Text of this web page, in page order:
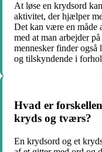
At løse en krydsord
aktivitet, der hjælper
Det kan være en måde
med at man arbejder
mennesker finder
og tilskyndende i
Hvad er
kryds og tværs?
En krydsord og et